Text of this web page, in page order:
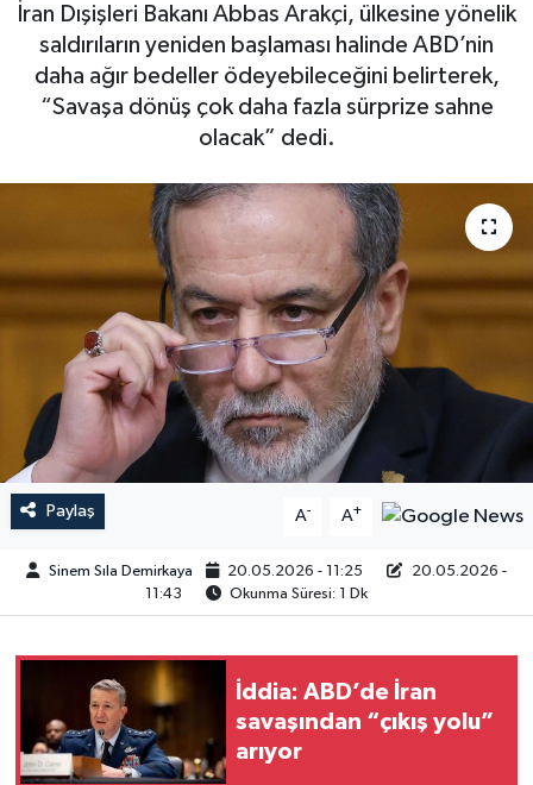
İran Dışişleri Bakanı Abbas Arakçi, ülkesine yönelik
saldırıların yeniden başlaması halinde ABD’nin
daha ağır bedeller ödeyebileceğini belirterek,
“Savaşa dönüş çok daha fazla sürprize sahne
olacak” dedi.
Paylaş A- A+
Sinem Sıla Demirkaya 20.05.2026 - 11:25
20.05.2026 -
11:43
Okunma Süresi: 1 Dk
İddia: ABD’de İran
savaşından “çıkış yolu”
arıyor